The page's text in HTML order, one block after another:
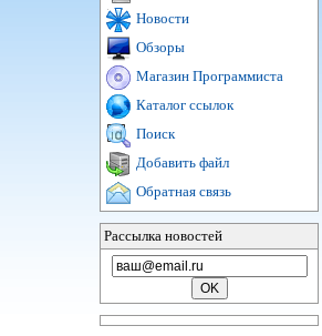
Новости
Обзоры
Магазин Программиста
Каталог ссылок
Поиск
Добавить файл
Обратная связь
Рассылка новостей